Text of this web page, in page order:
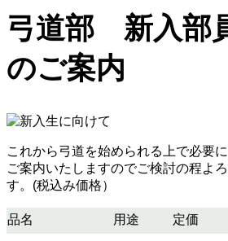
弓道部 新入部
のご案内
これから弓道を始められる上で必要
ご案内いたしますのでご検討の程よ
す。(税込み価格）
品名 用途 定価